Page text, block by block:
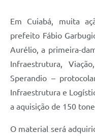
Em Cuiabá, muita
prefeito Fábio
Aurélio, a primeira-
Infraestrutura,
Sperandio –
Infraestrutura e
a aquisição de 150
O material será